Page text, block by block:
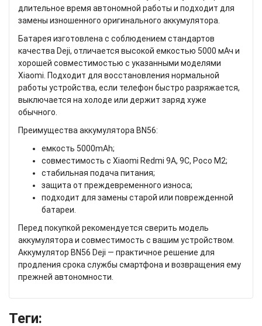
длительное время автономной работы и подходит для
замены изношенного оригинального аккумулятора.
Батарея изготовлена с соблюдением стандартов
качества Deji, отличается высокой емкостью 5000 мАч и
хорошей совместимостью с указанными моделями
Xiaomi. Подходит для восстановления нормальной
работы устройства, если телефон быстро разряжается,
выключается на холоде или держит заряд хуже
обычного.
Преимущества аккумулятора BN56:
емкость 5000mAh;
совместимость с Xiaomi Redmi 9A, 9C, Poco M2;
стабильная подача питания;
защита от преждевременного износа;
подходит для замены старой или поврежденной
батареи.
Перед покупкой рекомендуется сверить модель
аккумулятора и совместимость с вашим устройством.
Аккумулятор BN56 Deji — практичное решение для
продления срока службы смартфона и возвращения ему
прежней автономности.
Теги: